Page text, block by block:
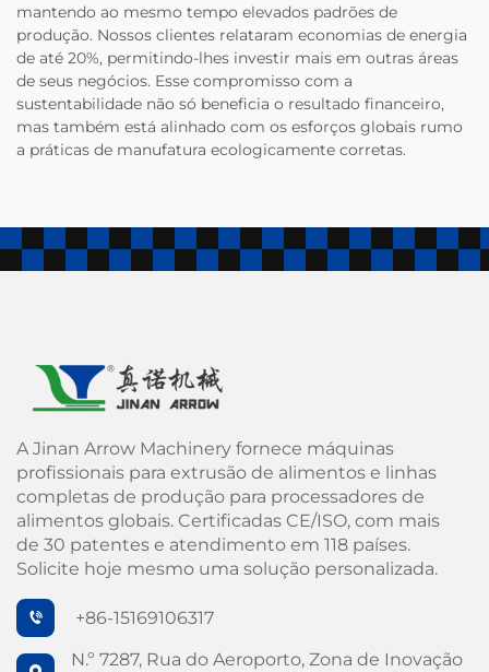
mantendo ao mesmo tempo elevados padrões de
produção. Nossos clientes relataram economias de energia
de até 20%, permitindo-lhes investir mais em outras áreas
de seus negócios. Esse compromisso com a
sustentabilidade não só beneficia o resultado financeiro,
mas também está alinhado com os esforços globais rumo
a práticas de manufatura ecologicamente corretas.
A Jinan Arrow Machinery fornece máquinas
profissionais para extrusão de alimentos e linhas
completas de produção para processadores de
alimentos globais. Certificadas CE/ISO, com mais
de 30 patentes e atendimento em 118 países.
Solicite hoje mesmo uma solução personalizada.
+86-15169106317
N.º 7287, Rua do Aeroporto, Zona de Inovação